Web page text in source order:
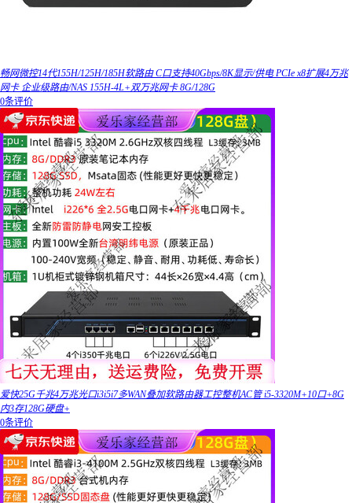
畅网微控14代155H/125H/185H软路由 C口支持40Gbps/8K显示/供电 PCIe x8扩展4万兆
网卡 企业级路由/NAS 155H-4L+双万兆网卡 8G/128G
0条评价
爱快25G千兆4万兆光口i3i5i7多WAN叠加软路由器工控整机AC管 i5-3320M+10口+8G
内3存128G硬盘+
0条评价